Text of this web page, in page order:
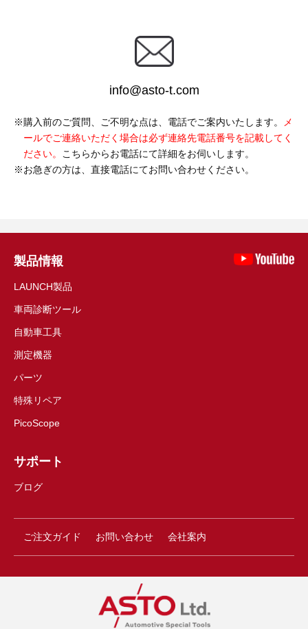
info@asto-t.com
購入前のご質問、ご不明な点は、電話でご案内いたします。
メ
ールでご連絡いただく場合は必ず連絡先電話番号を記載してく
ださい。
こちらからお電話にて詳細をお伺いします。
お急ぎの方は、直接電話にてお問い合わせください。
製品情報
LAUNCH製品
車両診断ツール
自動車工具
測定機器
パーツ
特殊リペア
PicoScope
サポート
ブログ
ご注文ガイド お問い合わせ 会社案内